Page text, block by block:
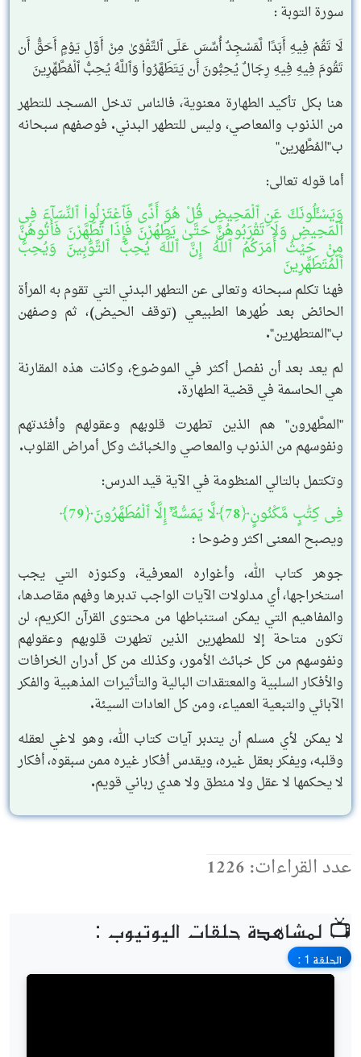
سورة التوبة :
لَا تَقُمْ فِيهِ أَبَدًا لَّمَسْجِدٌ أُسِّسَ عَلَى ٱلتَّقْوَىٰ مِنْ أَوَّلِ يَوْمٍ أَحَقُّ أَن
تَقُومَ فِيهِ فِيهِ رِجَالٌ يُحِبُّونَ أَن يَتَطَهَّرُوا۟ وَٱللَّهُ يُحِبُّ ٱلْمُطَّهِّرِينَ
هنا بكل تأكيد الطهارة معنوية، فالناس تدخل المسجد للتطهر
من الذنوب والمعاصي، وليس للتطهر البدني. فوصفهم سبحانه
ب"المُطَّهرين"
أما قوله تعالى:
وَيَسْـَٔلُونَكَ عَنِ ٱلْمَحِيضِ قُلْ هُوَ أَذًى فَٱعْتَزِلُوا۟ ٱلنِّسَآءَ فِى
ٱلْمَحِيضِ وَلَا تَقْرَبُوهُنَّ حَتَّىٰ يَطْهُرْنَ فَإِذَا تَطَهَّرْنَ فَأْتُوهُنَّ
مِنْ حَيْثُ أَمَرَكُمُ ٱللَّهُ إِنَّ ٱللَّهَ يُحِبُّ ٱلتَّوَّٰبِينَ وَيُحِبُّ
ٱلْمُتَطَهِّرِينَ
فهنا تكلم سبحانه وتعالى عن التطهر البدني التي تقوم به المرأة
الحائض بعد طُهرها الطبيعي (توقف الحيض)، ثم وصفهن
ب"المتطهرين".
لم يعد بعد أن نفصل أكثر في الموضوع، وكانت هذه المقارنة
هي الحاسمة في قضية الطهارة.
"المطَّهرون" هم الذين تطهرت قلوبهم وعقولهم وأفئدتهم
ونفوسهم من الذنوب والمعاصي والخبائث وكل أمراض القلوب.
وتكتمل بالتالي المنظومة في الآية قيد الدرس:
فِى كِتَٰبٍ مَّكْنُونٍ﴿78﴾لَّا يَمَسُّهُۥٓ إِلَّا ٱلْمُطَهَّرُونَ﴿79﴾
ويصبح المعنى اكثر وضوحا :
جوهر كتاب الله، وأغواره المعرفية، وكنوزه التي يجب
استخراجها، أي مدلولات الآيات الواجب تدبرها وفهم مقاصدها،
والمفاهيم التي يمكن استنباطها من محتوى القرآن الكريم، لن
تكون متاحة إلا للمطهرين الذين تطهرت قلوبهم وعقولهم
ونفوسهم من كل خبائث الأمور، وكذلك من كل أدران الخرافات
والأفكار السلبية والمعتقدات البالية والتأثيرات المذهبية والفكر
الآبائي والتبعية العمياء، ومن كل العادات السيئة.
لا يمكن لأي مسلم أن يتدبر آيات كتاب الله، وهو لاغي لعقله
وقلبه، ويفكر بعقل غيره، ويقدس أفكار غيره ممن سبقوه، أفكار
لا يحكمها لا عقل ولا منطق ولا هدي رباني قويم.
عدد القراءات: 1226
📺 لمشاهدة حلقات اليوتيوب :
الحلقة 1 :